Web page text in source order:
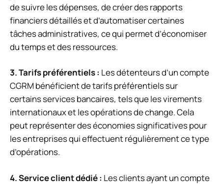
de suivre les dépenses, de créer des rapports
financiers détaillés et d’automatiser certaines
tâches administratives, ce qui permet d’économiser
du temps et des ressources.
3. Tarifs préférentiels : Les détenteurs d’un compte
CGRM bénéficient de tarifs préférentiels sur
certains services bancaires, tels que les virements
internationaux et les opérations de change. Cela
peut représenter des économies significatives pour
les entreprises qui effectuent régulièrement ce type
d’opérations.
4. Service client dédié : Les clients ayant un compte